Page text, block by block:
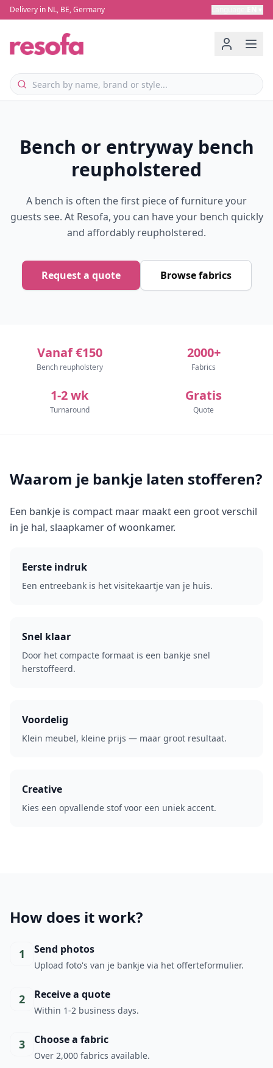
Delivery in NL, BE, Germany
Bench or entryway bench
reupholstered
A bench is often the first piece of furniture your
guests see. At Resofa, you can have your bench quickly
and affordably reupholstered.
Request a quote Browse fabrics
Vanaf €150
Bench reupholstery
2000+
Fabrics
1-2 wk
Turnaround
Gratis
Quote
Waarom je bankje laten stofferen?
Een bankje is compact maar maakt een groot verschil
in je hal, slaapkamer of woonkamer.
Eerste indruk
Een entreebank is het visitekaartje van je huis.
Snel klaar
Door het compacte formaat is een bankje snel
herstoffeerd.
Voordelig
Klein meubel, kleine prijs — maar groot resultaat.
Creative
Kies een opvallende stof voor een uniek accent.
How does it work?
1 Send photos
Upload foto's van je bankje via het offerteformulier.
2 Receive a quote
Within 1-2 business days.
3 Choose a fabric
Over 2,000 fabrics available.